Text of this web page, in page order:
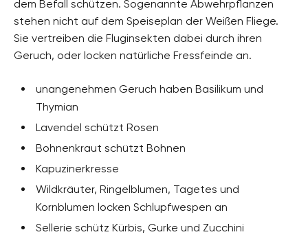
dem Befall schützen. Sogenannte Abwehrpflanzen
stehen nicht auf dem Speiseplan der Weißen Fliege.
Sie vertreiben die Fluginsekten dabei durch ihren
Geruch, oder locken natürliche Fressfeinde an.
unangenehmen Geruch haben Basilikum und
Thymian
Lavendel schützt Rosen
Bohnenkraut schützt Bohnen
Kapuzinerkresse
Wildkräuter, Ringelblumen, Tagetes und
Kornblumen locken Schlupfwespen an
Sellerie schütz Kürbis, Gurke und Zucchini